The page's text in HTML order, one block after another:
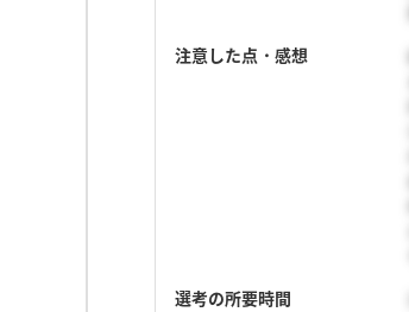
注意した点・感想
選考の所要時間